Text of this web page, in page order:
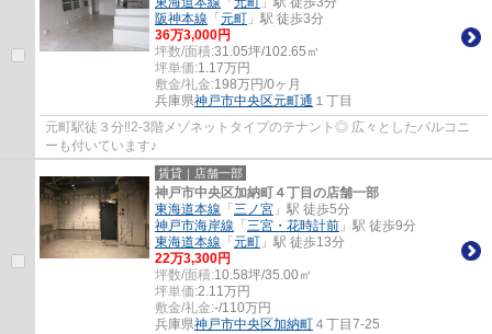
阪神本線 「 元町 」駅 徒歩3分
36万3,000円
坪数/面積:31.05坪/102.65㎡
坪単価:1.17万円
敷金/礼金:198万円/0ヶ月
兵庫県神戸市中央区元町通 １丁目
元町駅徒３分‼2-3階メゾネットタイプのテナント◎ 広々としたバルコニ
ーも付いています♪
賃貸｜店舗一部
神戸市中央区加納町４丁目の店舗一部
東海道本線 「 三ノ宮 」駅 徒歩5分
神戸市海岸線 「 三宮・花時計前 」駅 徒歩9分
東海道本線 「 元町 」駅 徒歩13分
22万3,300円
坪数/面積:10.58坪/35.00㎡
坪単価:2.11万円
敷金/礼金:-/110万円
兵庫県神戸市中央区加納町 ４丁目7-25